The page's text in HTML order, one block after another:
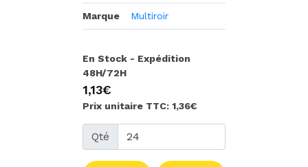
Marque Multiroir
En Stock - Expédition
48H/72H
1,13€
Prix unitaire TTC: 1,36€
Qté